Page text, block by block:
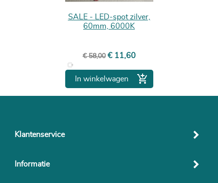
SALE - LED-spot zilver,
60mm, 6000K
Normale prijs
€ 58,00 Prijs
€ 11,60
In winkelwagen 
Klantenservice
Informatie